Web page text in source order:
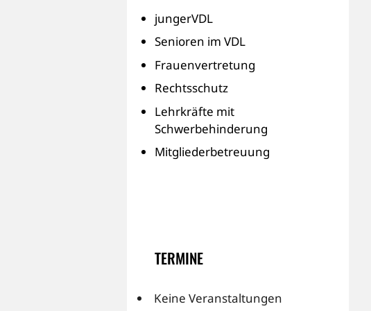
jungerVDL
Senioren im VDL
Frauenvertretung
Rechtsschutz
Lehrkräfte mit
Schwerbehinderung
Mitgliederbetreuung
TERMINE
Keine Veranstaltungen